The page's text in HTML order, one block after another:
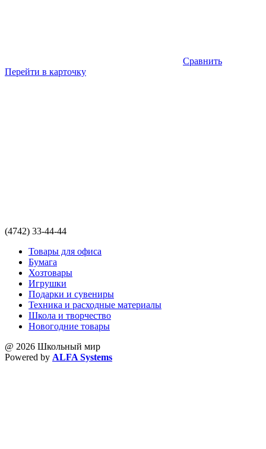
Сравнить
Перейти в карточку
(4742) 33-44-44
Товары для офиса
Бумага
Хозтовары
Игрушки
Подарки и сувениры
Техника и расходные материалы
Школа и творчество
Новогодние товары
@ 2026 Школьный мир
Powered by ALFA Systems